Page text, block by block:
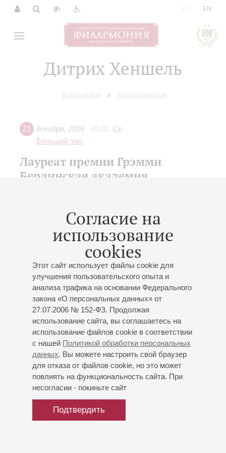
EN
Дитрих Хеншель
Биография Мероприятия
Согласие на
использование
cookies
Этот сайт использует файлы cookie для
улучшения пользовательского опыта и
анализа трафика на основании Федерального
закона «О персональных данных» от
27.07.2006 № 152-ФЗ. Продолжая
использование сайта, вы соглашаетесь на
использование файлов cookie в соответствии
с нашей Политикой обработки персональных
данных. Вы можете настроить свой браузер
для отказа от файлов cookie, но это может
повлиять на функциональность сайта. При
несогласии - покиньте сайт
Подтвердить
21 декабря, 2016 20:00, Ср
Большой зал
Лауреат премии Грэмми
Берлинская академия
XVII Международный зимний фестиваль «Площадь
Дитрих Хеншель(Германия) - баритон (лауреат
Гендель : «Мессия», фрагменты оратории;Пёрселл
Соната ре мажор для трубы и струнных; И.С.Бах
Ария из кантаты «Schwingt freudig euch empor», Ария
из кантаты «Nun komm der Heiden Heiland»;
Вивальди: Концерт до мажор для струнных и бассо
континуо;Телеман : «Gottlichs Kind, lass mit
Entzucken», рождественская кантата, Концерт ре
мажор для трубы, скрипки, струнных и бассо
континуо;Скарлатти: Фрагменты рождественской
кантаты «Пять пророков»;Корелли : Кончерто гроссо
соч.6 № 4 ре минор